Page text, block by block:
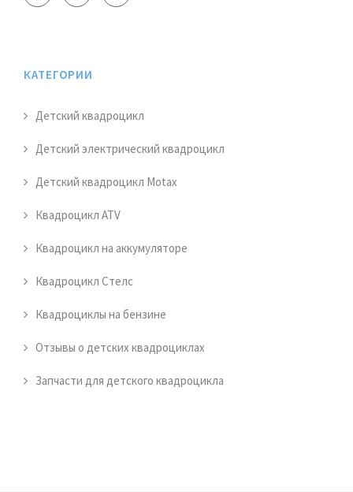
КАТЕГОРИИ
Детский квадроцикл
Детский электрический квадроцикл
Детский квадроцикл Motax
Квадроцикл ATV
Квадроцикл на аккумуляторе
Квадроцикл Стелс
Квадроциклы на бензине
Отзывы о детских квадроциклах
Запчасти для детского квадроцикла